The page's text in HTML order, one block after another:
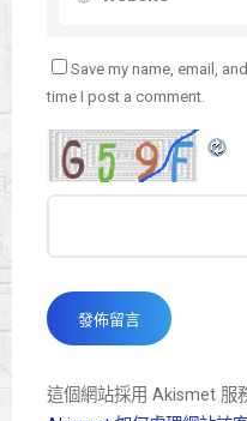
Save my name, email,
time I post a comment.
這個網站採用 Akismet 服